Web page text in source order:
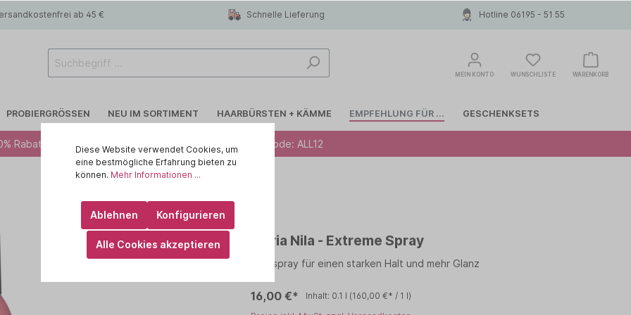
ab 45 € Schnelle Lieferung Hotline 06195 - 51 55
MEIN KONTO WUNSCHLISTE WARENKORB
PROBIERGRÖSSEN NEU IM SORTIMENT HAARBÜRSTEN + KÄMME EMPFEHLUNG FÜR ... GESCHENKSETS
CHI
id HAIR
KEMON - Yo Cond LIERAC
MARULA OIL
Papanga
Blondiertes Haar
Trockenshampoo
Feines Haar Anti-Schuppen
Rabatt ab 49 € - Code: ALL10 · 12% Rabatt ab 79 € - Code: ALL12
Maria Nila - Extreme Spray
Haarspray für einen starken Halt und mehr Glanz
16,00 €* Inhalt: 0.1 l (160,00 €* / 1 l)
Diese Website verwendet Cookies, um
eine bestmögliche Erfahrung bieten zu
können. Mehr Informationen ...
Ablehnen Konfigurieren
Alle Cookies akzeptieren